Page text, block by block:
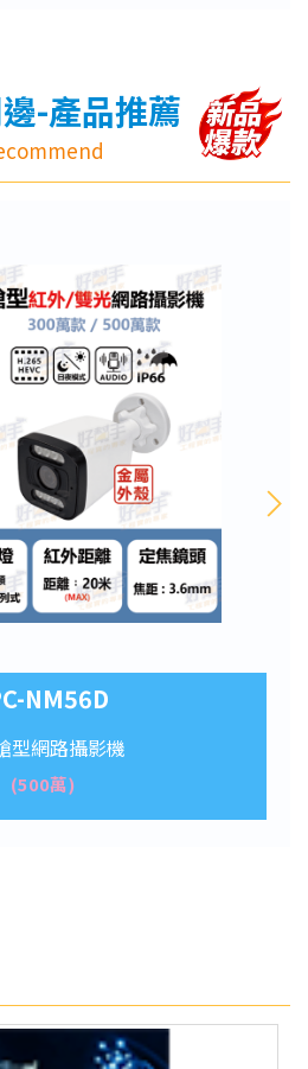
-產品推薦
NM56D
型網路攝影機
(500萬)
ND56D
球型網路攝影機
(500萬)